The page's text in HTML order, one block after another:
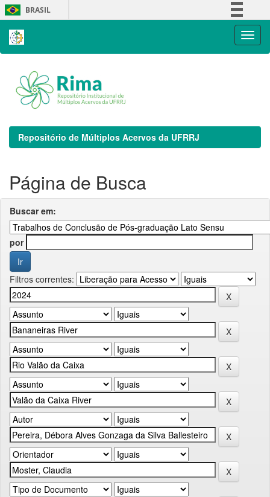
Skip
navigation
BRASIL
Repositório de Múltiplos Acervos da UFRRJ
Página de Busca
Buscar em:
por
Filtros correntes: